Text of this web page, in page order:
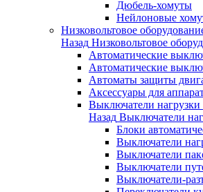
Дюбель-хомуты
Нейлоновые
Низковольтовое
Назад Низковольтовое
Автоматические
Автоматические
Автоматы защиты
Аксессуары для
Выключатели
Назад Выключатели
Блоки
Выключатели
Выключатели
Выключатели
Выключатели-